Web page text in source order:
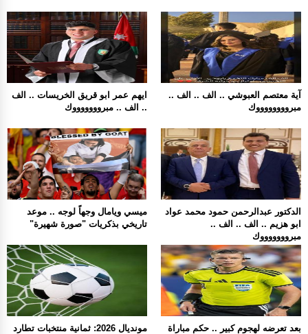
ايهم عمر ابو قريق الخريسات .. الف
.. الف .. مبروووووووك
آية معتصم العبوشي .. الف .. الف ..
مبرووووووووك
ميسي ويامال وجهاً لوجه .. موعد
تاريخي بذكريات "صورة شهيرة"
الدكتور عبدالرحمن حمود محمد عواد
ابو هزيم .. الف .. الف ..
مبروووووووك
مونديال 2026: ثمانية منتخبات تطارد
بعد تعرضه لهجوم كبير .. حكم مباراة